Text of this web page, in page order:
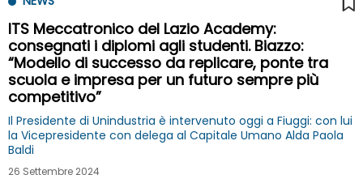
ITS Meccatronico del Lazio Academy:
consegnati i diplomi agli studenti. Biazzo:
“Modello di successo da replicare, ponte tra
scuola e impresa per un futuro sempre più
competitivo”
Il Presidente di Unindustria è intervenuto oggi a Fiuggi: con lui
la Vicepresidente con delega al Capitale Umano Alda Paola
Baldi
26 Settembre 2024